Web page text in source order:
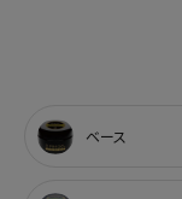
ベース